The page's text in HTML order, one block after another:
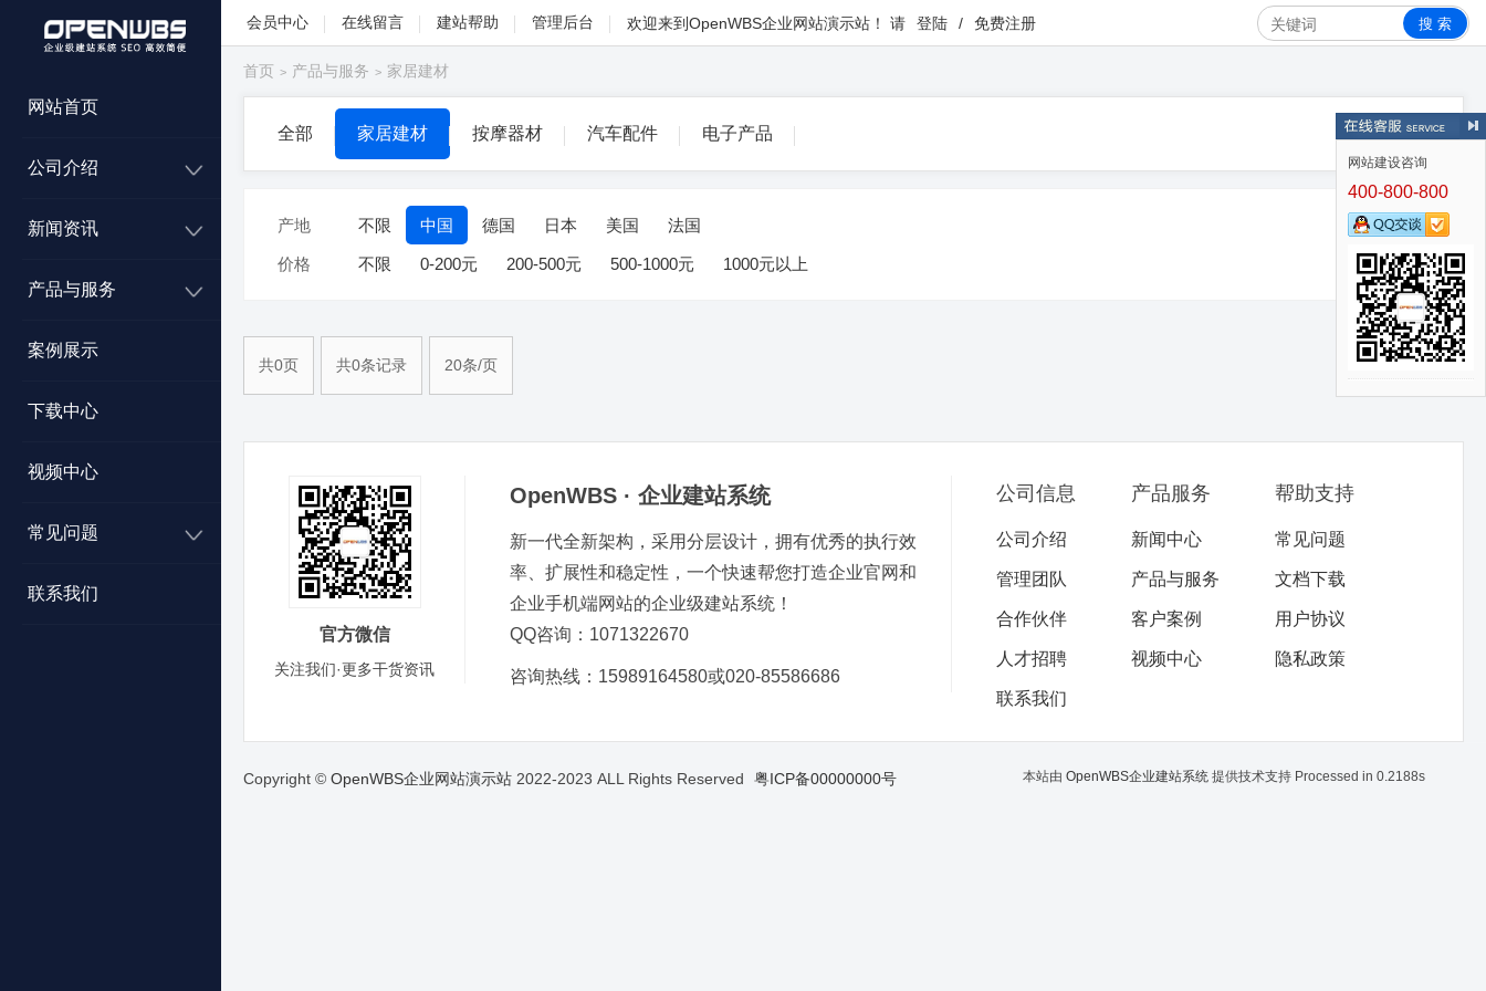
会员中心 在线留言 建站帮助 管理后台 欢迎来到OpenWBS企业网站演示站 ！ 请 登陆 / 免费注册 搜 索
网站首页
公司介绍
新闻资讯
产品与服务
案例展示
下载中心
视频中心
常见问题
联系我们
首页 > 产品与服务 > 家居建材
全部 家居建材 按摩器材 汽车配件 电子产品
产地 不限 中国 德国 日本 美国 法国
价格 不限 0-200元 200-500元 500-1000元 1000元以上
共0页 共0条记录 20条/页
官方微信
关注我们·更多干货资讯
OpenWBS · 企业建站系统
新一代全新架构，采用分层设计，拥有优秀的执行效
率、扩展性和稳定性，一个快速帮您打造企业官网和
企业手机端网站的企业级建站系统！
QQ咨询：1071322670
咨询热线：15989164580或020-85586686
公司信息
公司介绍
管理团队
合作伙伴
人才招聘
联系我们
产品服务
新闻中心
产品与服务
客户案例
视频中心
帮助支持
常见问题
文档下载
用户协议
隐私政策
本站由 OpenWBS企业建站系统 提供技术支持 Processed in 0.2188s
Copyright © OpenWBS企业网站演示站 2022-2023 ALL Rights Reserved 粤ICP备00000000号
网站建设咨询
400-800-800